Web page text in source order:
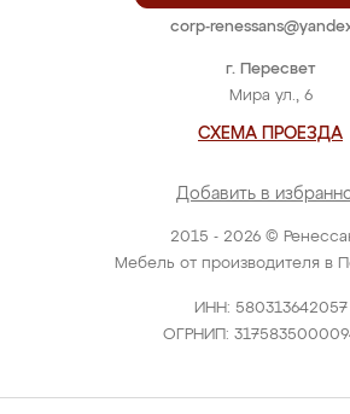
2015 - 2026 ©
Мебель от производителя в
ИНН: 580313642057
ОГРНИП:
г. Пересвет
Мира ул., 6
СХЕМА ПРОЕЗДА
Добавить в
corp-